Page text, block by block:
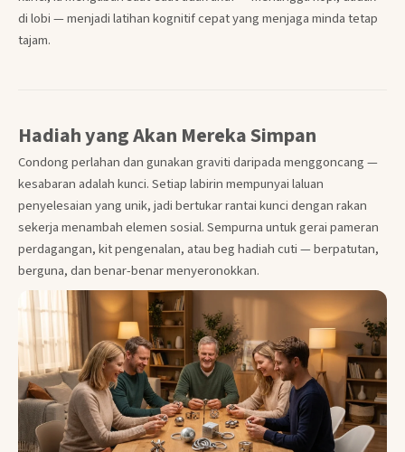
di lobi — menjadi latihan kognitif cepat yang menjaga minda tetap
tajam.
Hadiah yang Akan Mereka Simpan
Condong perlahan dan gunakan graviti daripada menggoncang —
kesabaran adalah kunci. Setiap labirin mempunyai laluan
penyelesaian yang unik, jadi bertukar rantai kunci dengan rakan
sekerja menambah elemen sosial. Sempurna untuk gerai pameran
perdagangan, kit pengenalan, atau beg hadiah cuti — berpatutan,
berguna, dan benar-benar menyeronokkan.